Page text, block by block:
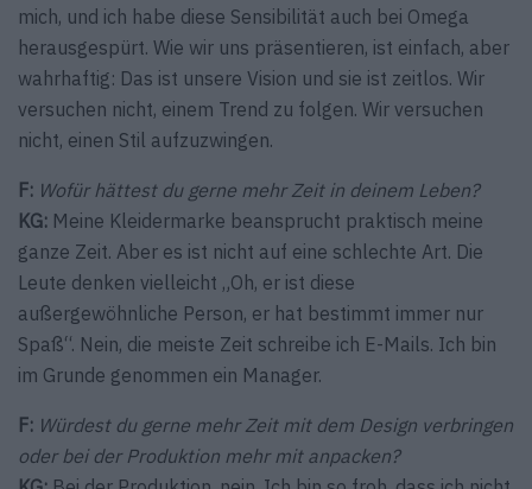
mich, und ich habe diese Sensibilität auch bei Omega
herausgespürt. Wie wir uns präsentieren, ist einfach, aber
wahrhaftig: Das ist unsere Vision und sie ist zeitlos. Wir
versuchen nicht, einem Trend zu folgen. Wir versuchen
nicht, einen Stil aufzuzwingen.
F: Wofür hättest du gerne mehr Zeit in deinem Leben?
KG: Meine Kleidermarke beansprucht praktisch meine
ganze Zeit. Aber es ist nicht auf eine schlechte Art. Die
Leute denken vielleicht „Oh, er ist diese
außergewöhnliche Person, er hat bestimmt immer nur
Spaß“. Nein, die meiste Zeit schreibe ich E-Mails. Ich bin
im Grunde genommen ein Manager.
F: Würdest du gerne mehr Zeit mit dem Design verbringen
oder bei der Produktion mehr mit anpacken?